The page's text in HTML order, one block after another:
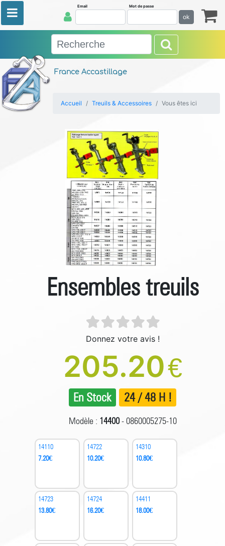
France Accastillage
Email Mot de passe
ok
Accueil Treuils & Accessoires Vous êtes ici
Ensembles treuils
Donnez votre avis !
205.20€
En Stock 24 / 48 H !
Modèle : 14400- 0860005275-10
14110
7.20€
14722
10.20€
14310
10.80€
14723
13.80€
14724
16.20€
14411
18.00€